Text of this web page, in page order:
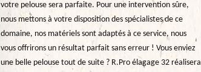
votre pelouse sera parfaite. Pour une intervention sûre,
nous mettons à votre disposition des spécialistes de ce
domaine, nos matériels sont adaptés à ce service, nous
vous offrirons un résultat parfait sans erreur ! Vous enviez
une belle pelouse tout de suite ? R.Pro élagage 32 réalisera